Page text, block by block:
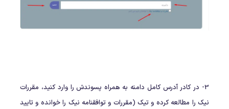
3- در کادر آدرس کامل دامنه به همراه پسوندش را وارد کنید، مقررات
نیک را مطالعه کرده و تیک (مقررات و توافقنامه نیک را خوانده و تایید